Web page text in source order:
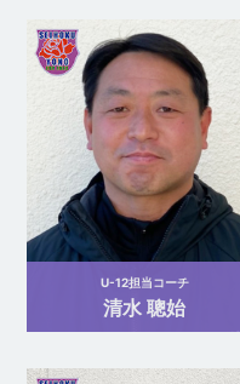
U-12担当コーチ
清水 聰始